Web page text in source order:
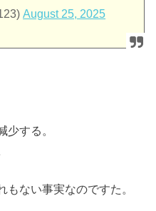
August 25, 2025
少する。
ない事実なのですた。